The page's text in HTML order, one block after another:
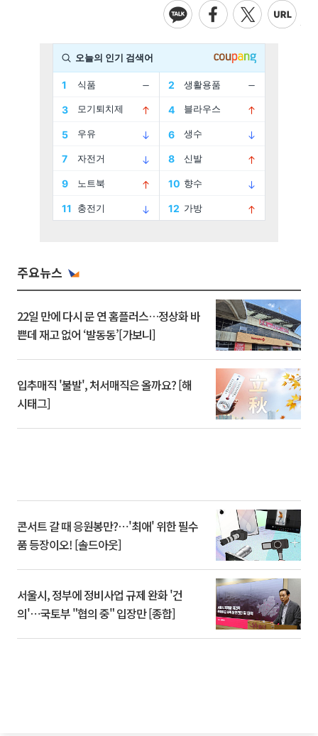
주요뉴스
22일 만에 다시 문 연 홈플러스…정상화 바
쁜데 재고 없어 ‘발동동’[가보니]
입추매직 '불발', 처서매직은 올까요? [해
시태그]
콘서트 갈 때 응원봉만?⋯'최애' 위한 필수
품 등장이오! [솔드아웃]
서울시, 정부에 정비사업 규제 완화 '건
의'⋯국토부 "협의 중" 입장만 [종합]